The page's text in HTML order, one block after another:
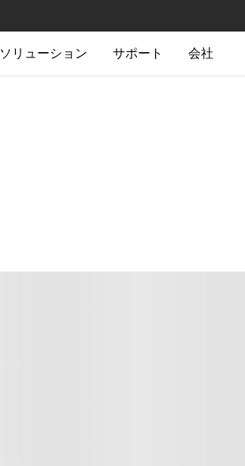
ソリューション サポート 会社